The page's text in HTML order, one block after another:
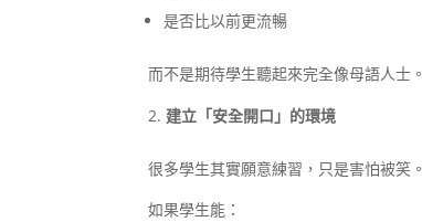
是否比以前更流暢
而不是期待學生聽起來完全像母語人士。
建立「安全開口」的環境
很多學生其實願意練習，只是害怕被笑。
如果學生能：